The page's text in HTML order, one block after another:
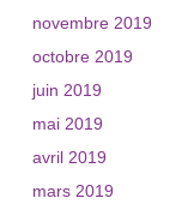
novembre 2019
octobre 2019
juin 2019
mai 2019
avril 2019
mars 2019